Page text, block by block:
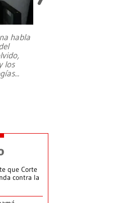
habla
los
...
que Corte
contra la